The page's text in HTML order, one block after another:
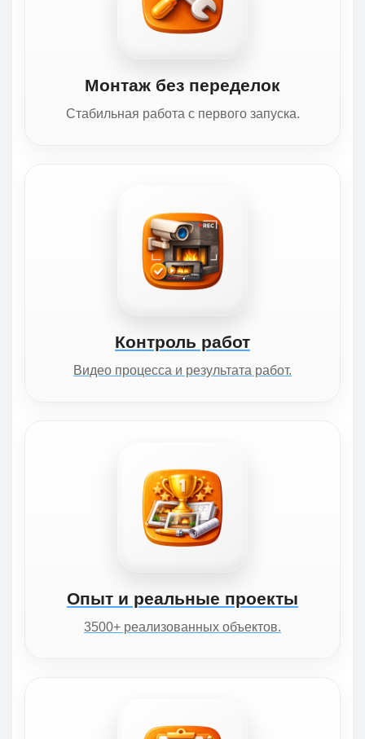
Монтаж без переделок
Стабильная работа с первого запуска.
Контроль работ
Видео процесса и результата работ.
Опыт и реальные проекты
3500+ реализованных объектов.